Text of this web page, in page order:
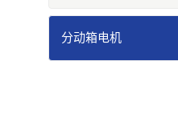
分动箱电机